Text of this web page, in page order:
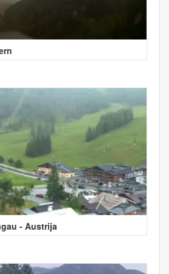
- Austrija